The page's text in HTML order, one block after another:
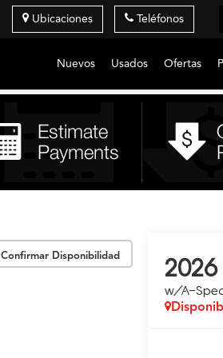
Ubicaciones Teléfonos
Nuevos Usados Ofertas
Confirmar Disponibilidad 2026
w/A-